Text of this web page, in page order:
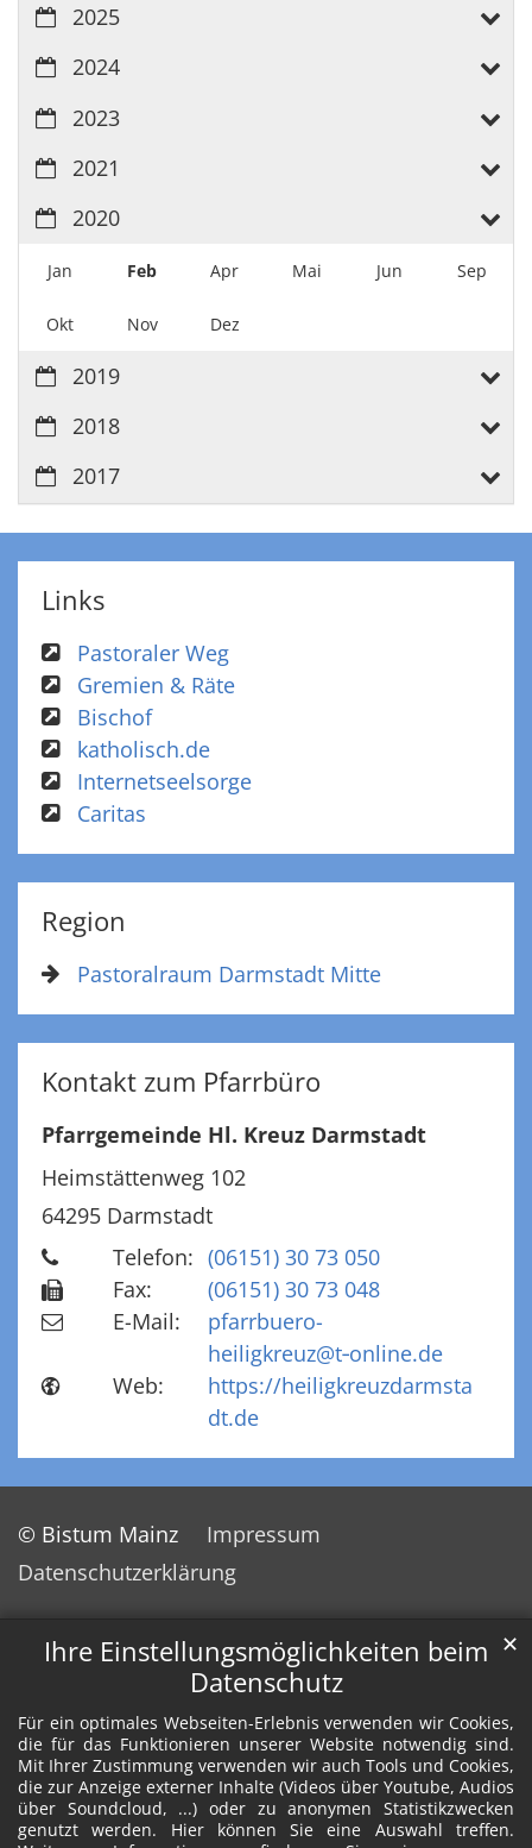
Ihre Einstellungsmöglichkeiten beim
Datenschutz
Für ein optimales Webseiten-Erlebnis verwenden wir Cookies,
die für das Funktionieren unserer Website notwendig sind.
Mit Ihrer Zustimmung verwenden wir auch Tools und Cookies,
die zur Anzeige externer Inhalte (Videos über Youtube, Audios
über Soundcloud, ...) oder zu anonymen Statistikzwecken
genutzt werden. Hier können Sie eine Auswahl treffen.
✕
2025
2024
2023
2021
2020
Jan Feb Apr Mai Jun Sep
Okt Nov Dez
2019
2018
2017
Links
Pastoraler Weg
Gremien & Räte
Bischof
katholisch.de
Internetseelsorge
Caritas
Region
Pastoralraum Darmstadt Mitte
Kontakt zum Pfarrbüro
Pfarrgemeinde Hl. Kreuz Darmstadt
Heimstättenweg 102
64295 Darmstadt
Telefon: (06151) 30 73 050
Fax:
(06151) 30 73 048
E-Mail:
pfarrbuero-
heiligkreuz@t‑online.de
Web:
https://heiligkreuzdarmsta
dt.de
© Bistum Mainz
Impressum
Datenschutzerklärung